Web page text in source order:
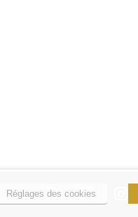
Réglages des cookies